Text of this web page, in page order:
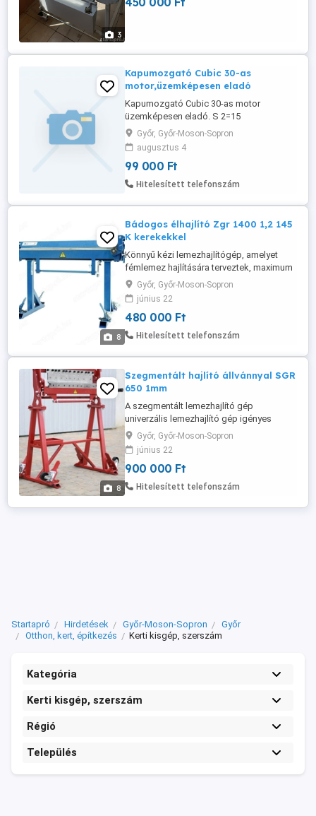
3
védőszerkezet. Made in Germany
Kapumozgató Cubic 30-as
motor,üzemképesen eladó
Kapumozgató Cubic 30-as motor
üzemképesen eladó. S 2=15
minimum,1350 RPM.,340 NM.eladó.
Győr, Győr-Moson-Sopron
augusztus 4
99 000 Ft
Hitelesített telefonszám
8
Bádogos élhajlító Zgr 1400 1,2 145
K kerekekkel
Könnyű kézi lemezhajlítógép, amelyet
fémlemez hajlítására terveztek, maximum
1400 mm-es munkahosszig és 1,2 mm-es
horganyzott lemez vastagságig. A Zgr
1400 1.2 típusú kerekes lemezhajlító gép
mindenki számára készült, aki értékeli a
kényelmet, valamint a gyors, kényelmes és
Szállításra ...
Győr, Győr-Moson-Sopron
június 22
480 000 Ft
Hitelesített telefonszám
8
Szegmentált hajlító állvánnyal SGR
650 1mm
A szegmentált lemezhajlító gép
univerzális lemezhajlító gép igényes
ügyfelek számára. Lemezhajlító gép
rendelkezik osztott és kihúzható
szegmensekkel: felső, alsó és hajlító. Az
egyes szegmensek nagyon gyors
eltávolítása (reteszelő mechanizmus). A
mozgathatók, így minden ...
Győr, Győr-Moson-Sopron
június 22
900 000 Ft
Hitelesített telefonszám
Startapró Hirdetések Győr-Moson-Sopron
Győr
Otthon, kert, építkezés
Kerti kisgép, szerszám
Kategória
Kerti kisgép, szerszám
Régió
Település